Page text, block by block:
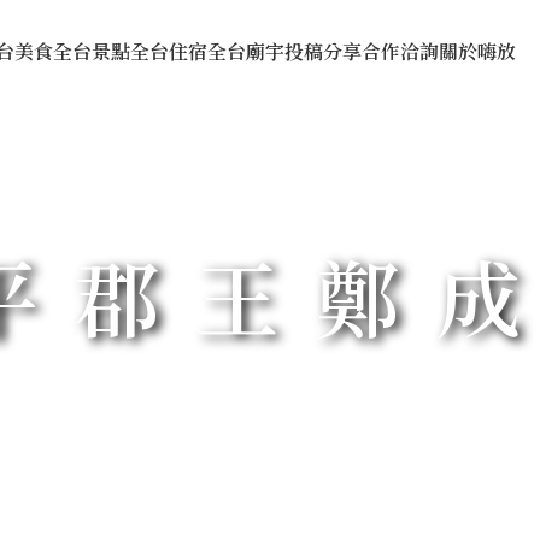
美食全台景點全台住宿全台廟宇投稿分享合作洽詢關於嗨放
郡王鄭